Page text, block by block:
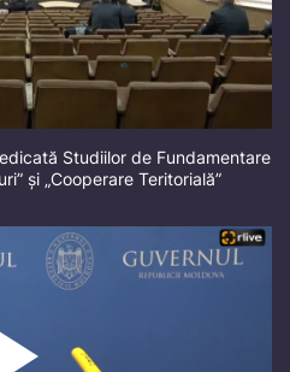
Studiilor de Fundamentare
și „Cooperare Teritorială”